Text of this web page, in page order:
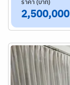
ราคา (บาท)
2,500,000